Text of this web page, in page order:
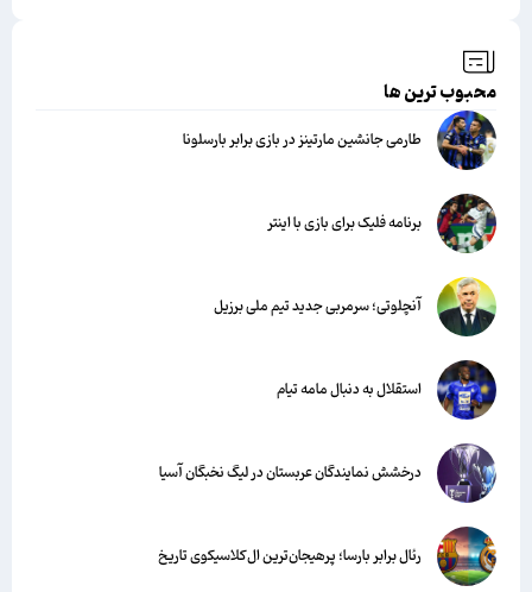
محبوب ترین ها
طارمی جانشین مارتینز در بازی برابر بارسلونا
برنامه فلیک برای بازی با اینتر
آنچلوتی؛ سرمربی جدید تیم ملی برزیل
استقلال به دنبال مامه تیام
درخشش نمایندگان عربستان در لیگ نخبگان آسیا
رئال برابر بارسا؛ پرهیجان‌‌ترین ال‌کلاسیکوی تاریخ